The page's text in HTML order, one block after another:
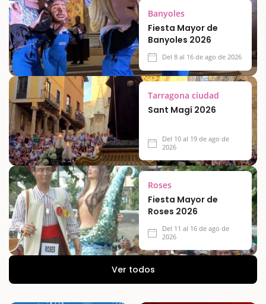
Banyoles
Fiesta Mayor de
Banyoles 2026
Del 8 al 16 de ago de 2026
Tarragona ciudad
Sant Magí 2026
Del 10 al 19 de ago de
2026
Roses
Fiesta Mayor de
Roses 2026
Del 11 al 16 de ago de
2026
Ver todos